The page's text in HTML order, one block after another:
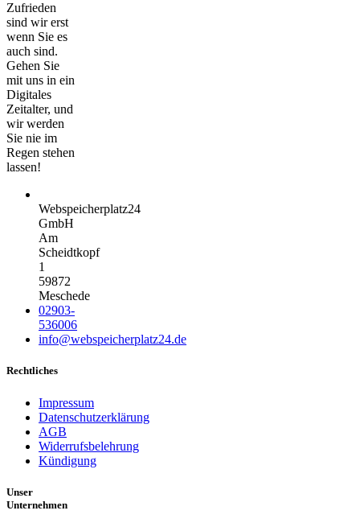
Zufrieden
sind wir erst
wenn Sie es
auch sind.
Gehen Sie
mit uns in ein
Digitales
Zeitalter, und
wir werden
Sie nie im
Regen stehen
lassen!
Webspeicherplatz24
GmbH
Am
Scheidtkopf
1
59872
Meschede
02903-
536006
info@webspeicherplatz24.de
Rechtliches
Impressum
Datenschutzerklärung
AGB
Widerrufsbelehrung
Kündigung
Unser
Unternehmen